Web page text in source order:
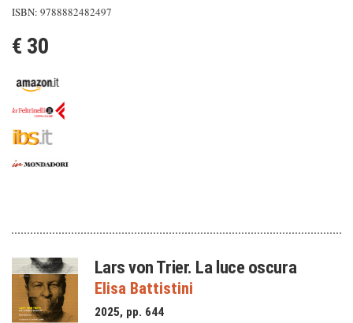
ISBN: 9788882482497
€ 30
Lars von Trier. La luce oscura
Elisa Battistini
2025, pp. 644